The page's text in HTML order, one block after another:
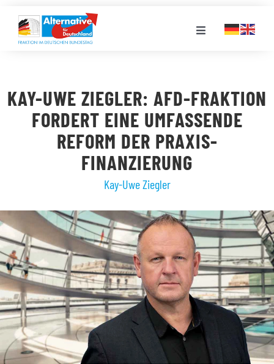
Inhalt
springen
Toggle
LANDESGRUPPEN
VERANSTALTUNGEN
STELLENPORTAL
MEDIATHEK
KAY-UWE ZIEGLER: AFD-FRAKTION
FORDERT EINE UMFASSENDE
REFORM DER PRAXIS-
FINANZIERUNG
Kay-Uwe Ziegler